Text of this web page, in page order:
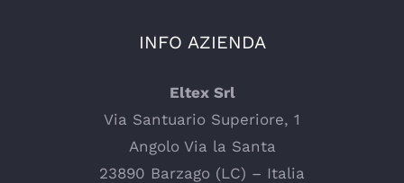
INFO AZIENDA
Eltex Srl
Via Santuario Superiore, 1
Angolo Via la Santa
23890 Barzago (LC) – Italia